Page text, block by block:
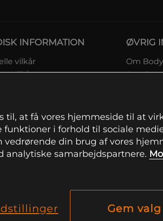
INFORMATION
vilkår
om fortrydelsesret og
ØVRIG
Om
Gavekort
til, at få vores hjemmeside til at
funktioner i forhold til sociale
vedrørende din brug af vores
analytiske samarbejdspartnere.
Gem valg